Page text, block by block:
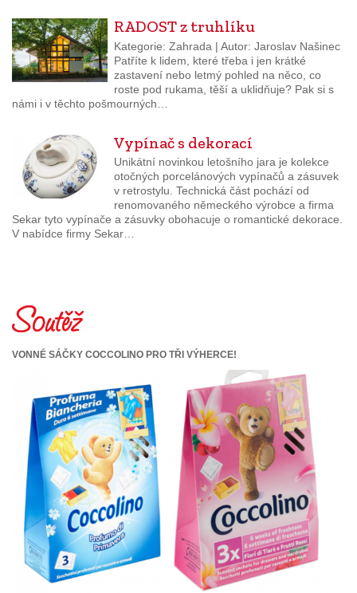
RADOST z truhlíku
Kategorie: Zahrada | Autor: Jaroslav Našinec
Patříte k lidem, které třeba i jen krátké
zastavení nebo letmý pohled na něco, co
roste pod rukama, těší a uklidňuje? Pak si s
námi i v těchto pošmourných…
Vypínač s dekorací
Unikátní novinkou letošního jara je kolekce
otočných porcelánových vypínačů a zásuvek
v retrostylu. Technická část pochází od
renomovaného německého výrobce a firma
Sekar tyto vypínače a zásuvky obohacuje o romantické dekorace.
V nabídce firmy Sekar…
VONNÉ SÁČKY COCCOLINO PRO TŘI VÝHERCE!